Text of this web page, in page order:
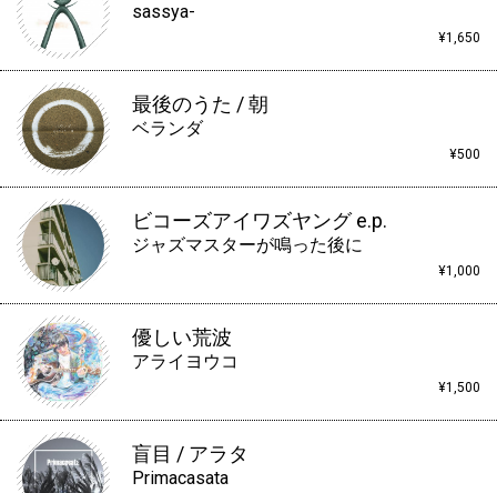
sassya-
¥1,650
最後のうた / 朝
ベランダ
¥500
ビコーズアイワズヤング e.p.
ジャズマスターが鳴った後に
¥1,000
優しい荒波
アライヨウコ
¥1,500
盲目 / アラタ
Primacasata